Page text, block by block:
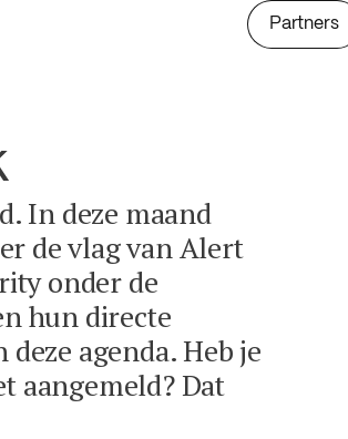
Partners
In deze maand
de vlag van Alert
onder de
hun directe
agenda. Heb je
aangemeld? Dat